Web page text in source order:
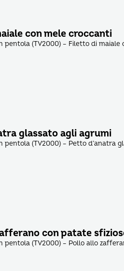
con mele croccanti
pentola (TV2000) – Filetto di maiale
glassato agli agrumi
pentola (TV2000) – Petto d’anatra
con patate
pentola (TV2000) – Pollo allo